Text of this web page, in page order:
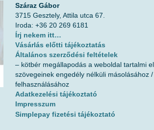
Száraz Gábor
3715 Gesztely, Attila utca 67.
Iroda: +36 20 269 6181
Írj nekem itt…
Vásárlás előtti tájékoztatás
Általános szerződési feltételek
– kötbér megállapodás a weboldal tartalmi
szövegeinek engedély nélküli másolásához /
felhasználásához
Adatkezelési tájékoztató
Impresszum
Simplepay fizetési tájékoztató